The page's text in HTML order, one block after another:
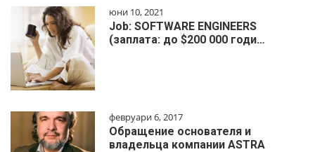
юни 10, 2021
Job: SOFTWARE ENGINEERS
(заплата: до $200 000 годи…
февруари 6, 2017
Обращение основателя и
владельца компании ASTRA